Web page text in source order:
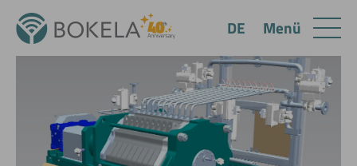
Menü
DE